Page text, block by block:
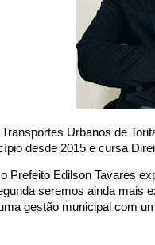
Urbanos de
desde 2015 e cursa
Prefeito Edilson Tavares
seremos ainda mais
gestão municipal com